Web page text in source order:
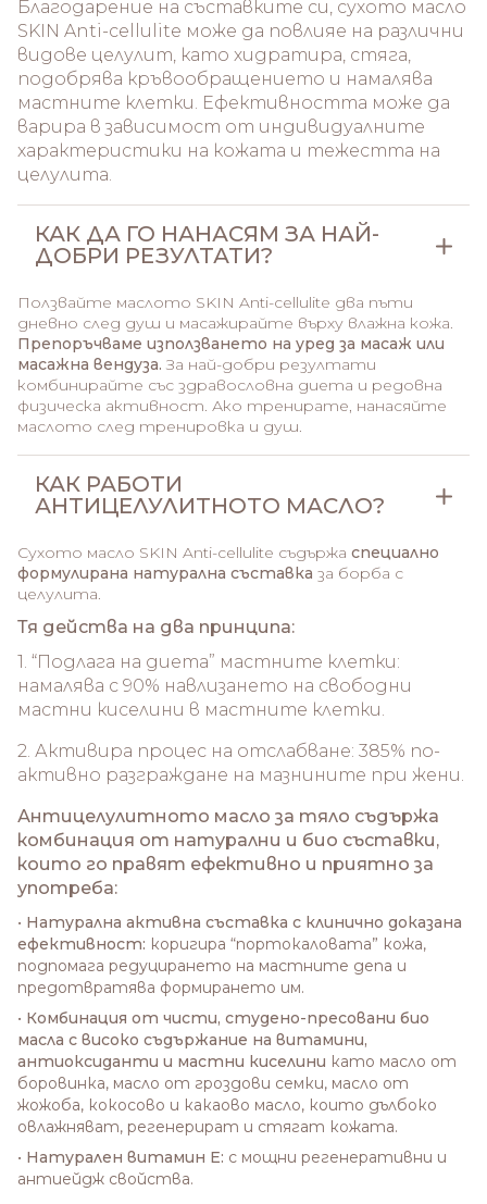
Благодарение на съставките си, сухото масло
SKIN Anti-cellulite може да повлияе на различни
видове целулит, като хидратира, стяга,
подобрява кръвообращението и намалява
мастните клетки. Ефективността може да
варира в зависимост от индивидуалните
характеристики на кожата и тежестта на
целулита.
КАК ДА ГО НАНАСЯМ ЗА НАЙ-
ДОБРИ РЕЗУЛТАТИ?
Ползвайте маслото SKIN Anti-cellulite два пъти
дневно след душ и масажирайте върху влажна кожа.
Препоръчваме използването на уред за масаж или
масажна вендуза. За най-добри резултати
комбинирайте със здравословна диета и редовна
физическа активност. Ако тренирате, нанасяйте
маслото след тренировка и душ.
КАК РАБОТИ
АНТИЦЕЛУЛИТНОТО МАСЛО?
Сухото масло SKIN Anti-cellulite съдържа специално
формулирана натурална съставка за борба с
целулита.
Тя действа на два принципа:
1. “Подлага на диета” мастните клетки:
намалява с 90% навлизането на свободни
мастни киселини в мастните клетки.
2. Активира процес на отслабване: 385% по-
активно разграждане на мазнините при жени.
Антицелулитното масло за тяло съдържа
комбинация от натурални и био съставки,
които го правят ефективно и приятно за
употреба:
• Натурална активна съставка с клинично доказана
ефективност: коригира “портокаловата” кожа,
подпомага редуцирането на мастните депа и
предотвратява формирането им.
• Комбинация от чисти, студено-пресовани био
масла с високо съдържание на витамини,
антиоксиданти и мастни киселини като масло от
боровинка, масло от гроздови семки, масло от
жожоба, кокосово и какаово масло, които дълбоко
овлажняват, регенерират и стягат кожата.
• Натурален витамин E: с мощни регенеративни и
антиейдж свойства.